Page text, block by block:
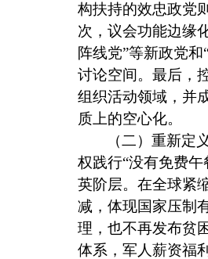
构扶持的效忠政党
次，议会功能边缘
阵线党”等新政党
讨论空间。最后，
组织活动领域，并
质上的空心化。
（二）重新
权践行“没有免费
英阶层。在全球紧
减，体现国家压制
理，也不再发布贫
体系，军人薪资福